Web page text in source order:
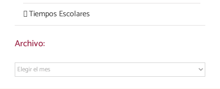
Tiempos Escolares
Archivo:
Archivo: